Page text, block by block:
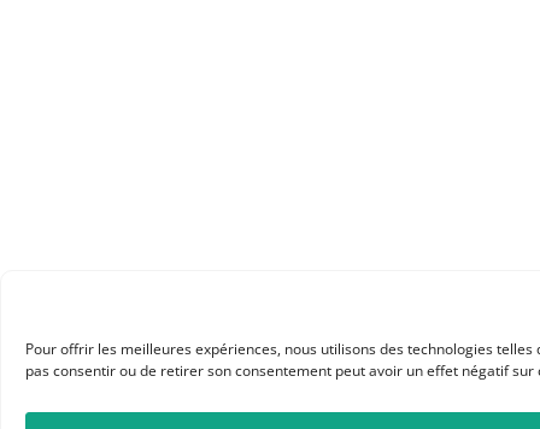
Pour offrir les meilleures expériences, nous utilisons des technologies
pas consentir ou de retirer son consentement peut avoir un effet négatif